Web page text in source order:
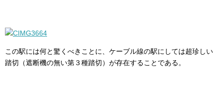
この駅には何と驚くべきことに、ケーブル線の駅にしては超珍しい
踏切（遮断機の無い第３種踏切）が存在することである。